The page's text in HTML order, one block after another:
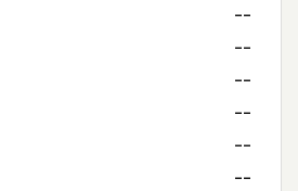
--
--
--
--
--
--